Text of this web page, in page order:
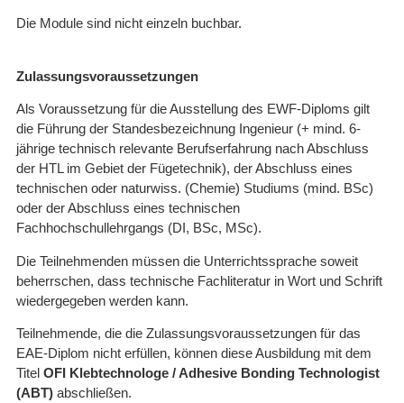
Die Module sind nicht einzeln buchbar.
Zulassungsvoraussetzungen
Als Voraussetzung für die Ausstellung des EWF-Diploms gilt
die Führung der Standesbezeichnung Ingenieur (+ mind. 6-
jährige technisch relevante Berufserfahrung nach Abschluss
der HTL im Gebiet der Fügetechnik), der Abschluss eines
technischen oder naturwiss. (Chemie) Studiums (mind. BSc)
oder der Abschluss eines technischen
Fachhochschullehrgangs (DI, BSc, MSc).
Die Teilnehmenden müssen die Unterrichtssprache soweit
beherrschen, dass technische Fachliteratur in Wort und Schrift
wiedergegeben werden kann.
Teilnehmende, die die Zulassungsvoraussetzungen für das
EAE-Diplom nicht erfüllen, können diese Ausbildung mit dem
Titel OFI Klebtechnologe / Adhesive Bonding Technologist
(ABT) abschließen.